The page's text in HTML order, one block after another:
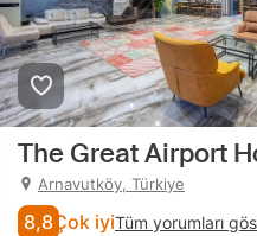
The Great Airport
Arnavutköy, Türkiye
8,8 Çok iyiTüm yorumları